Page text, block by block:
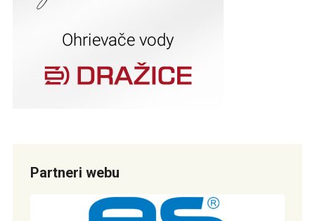
Partneri webu